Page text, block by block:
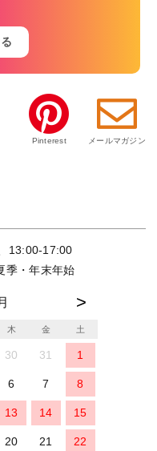
Pinterest メールマガジン
13:00-17:00
季・年末年始
木 金 土
30 31 1
6 7 8
13 14 15
20 21 22